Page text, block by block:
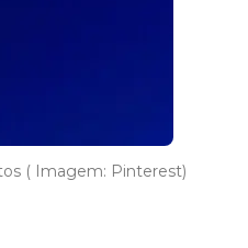
( Imagem: Pinterest)